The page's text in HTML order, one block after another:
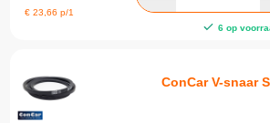
€23,66 p/1
6 op
ConCar V-snaar